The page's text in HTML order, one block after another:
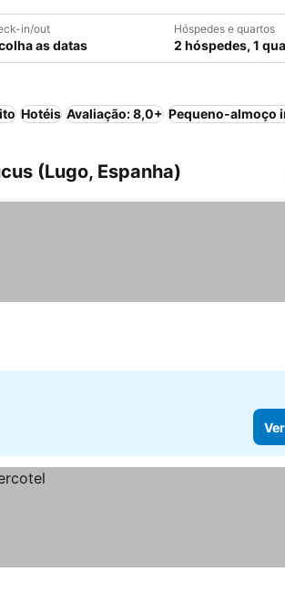
in/out
as datas
Hóspedes e quartos
2 hóspedes, 1
Hotéis Avaliação: 8,0+ Pequeno-almoço
(Lugo, Espanha)